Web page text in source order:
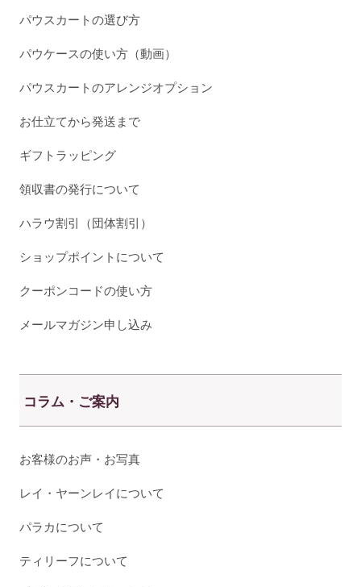
パウスカートの選び方
パウケースの使い方（動画）
パウスカートのアレンジオプション
お仕立てから発送まで
ギフトラッピング
領収書の発行について
ハラウ割引（団体割引）
ショップポイントについて
クーポンコードの使い方
メールマガジン申し込み
コラム・ご案内
お客様のお声・お写真
レイ・ヤーンレイについて
パラカについて
ティリーフについて